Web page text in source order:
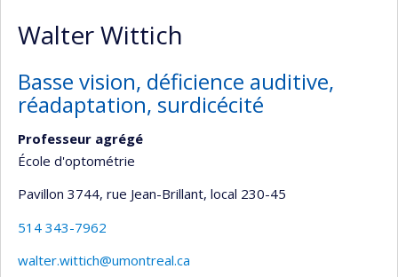
Walter Wittich
Basse vision, déficience auditive,
réadaptation, surdicécité
Professeur agrégé
École d'optométrie
Pavillon 3744, rue Jean-Brillant, local 230-45
514 343-7962
walter.wittich@umontreal.ca